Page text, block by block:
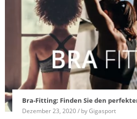
Bra-Fitting: Finden Sie den
Dezember 23, 2020 / by Gigasport